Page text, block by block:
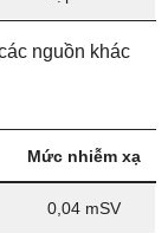
nguồn khác
Mức nhiễm xạ
0,04 mSV